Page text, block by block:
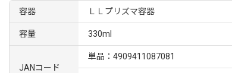
容器 ＬＬプリズマ容器
容量 330ml
JANコード
単品：4909411087081